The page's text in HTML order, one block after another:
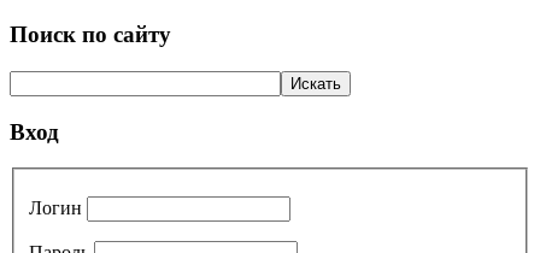
Поиск по сайту
Вход
Логин